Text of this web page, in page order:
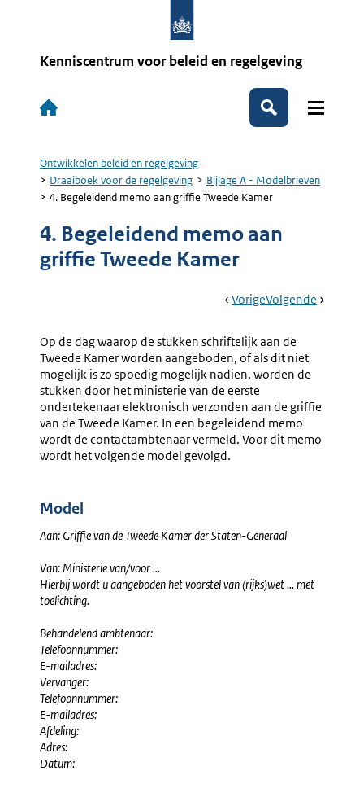
Kenniscentrum voor beleid en regelgeving
Hoofdnavigatie
Zoeken
Kruimelpad
Ontwikkelen beleid en regelgeving
Draaiboek voor de regelgeving
Bijlage A - Modelbrieven
4. Begeleidend memo aan griffie Tweede Kamer
4. Begeleidend memo aan
griffie Tweede Kamer
Book
Ga
VorigePagina:
Memo
Aan
Afdeling
Van
De
Raad
Ga
Volgende Pagina:
Op de dag waarop de stukken schriftelijk aan de
Tweede Kamer worden aangeboden, of als dit niet
mogelijk is zo spoedig mogelijk nadien, worden de
stukken door het ministerie van de eerste
ondertekenaar elektronisch verzonden aan de griffie
van de Tweede Kamer. In een begeleidend memo
wordt de contactambtenaar vermeld. Voor dit memo
wordt het volgende model gevolgd.
Model
Aan: Griffie van de Tweede Kamer der Staten-Generaal
Van: Ministerie van/voor ...
Hierbij wordt u aangeboden het voorstel van (rijks)wet ... met
toelichting.
Behandelend ambtenaar:
Telefoonnummer:
E-mailadres:
Vervanger:
Telefoonnummer:
E-mailadres:
Afdeling:
Adres:
Datum: